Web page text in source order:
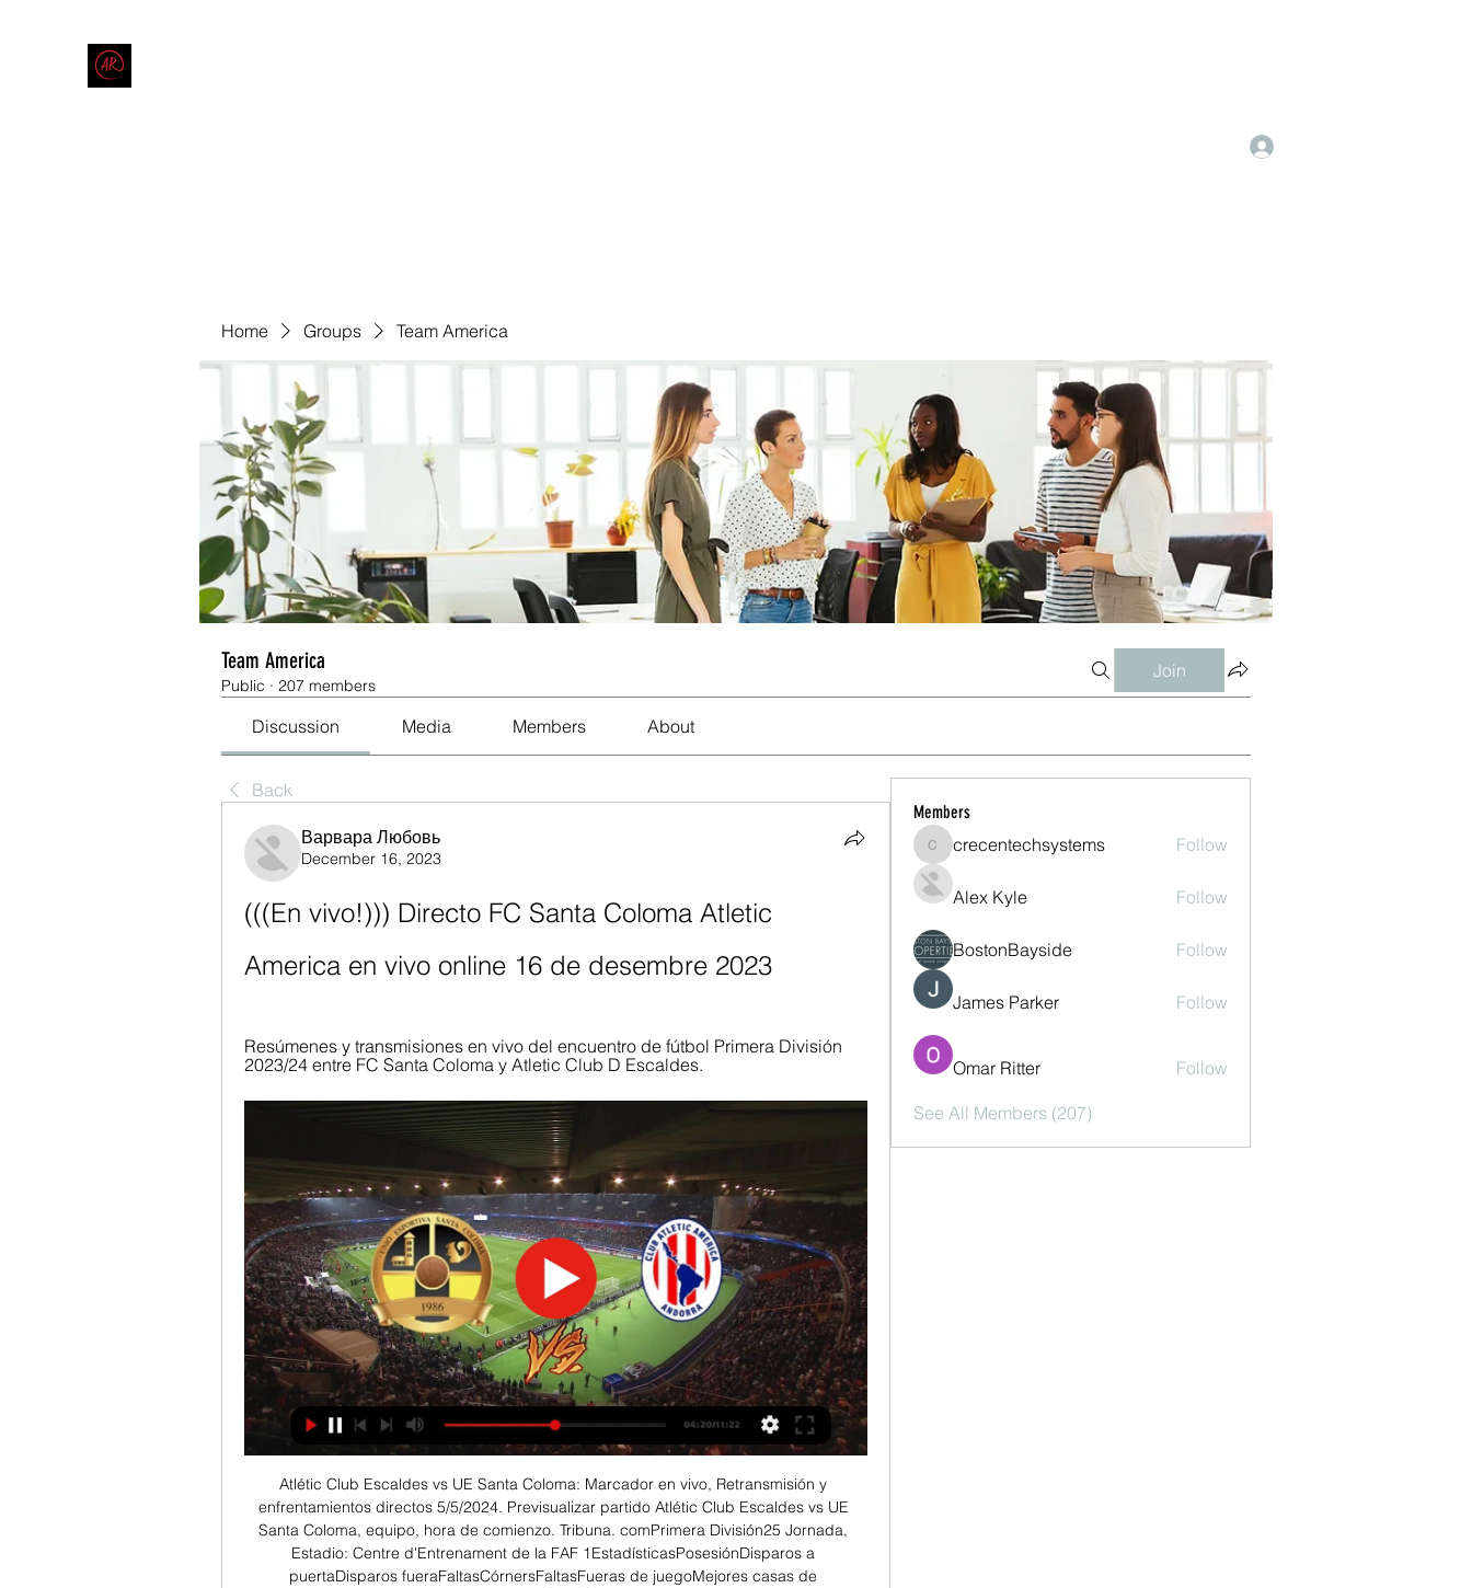
Home Groups Team America
Team America
Public · 207 members
Join
Discussion Media Members About
Back
Варвара Любовь
December 16, 2023
(((En vivo!))) Directo FC Santa Coloma Atletic
America en vivo online 16 de desembre 2023
Resúmenes y transmisiones en vivo del encuentro de fútbol Primera División
2023/24 entre FC Santa Coloma y Atletic Club D Escaldes.
Atlétic Club Escaldes vs UE Santa Coloma: Marcador en vivo, Retransmisión y
enfrentamientos directos 5/5/2024. Previsualizar partido Atlétic Club Escaldes vs UE
Santa Coloma, equipo, hora de comienzo. Tribuna. comPrimera División25 Jornada,
Estadio: Centre d'Entrenament de la FAF 1EstadísticasPosesiónDisparos a
puertaDisparos fueraFaltasCórnersFaltasFueras de juegoMejores casas de
Members
crecentechsystems
crecentechsystems Follow
Alex Kyle Follow
BostonBayside Follow
James Parker Follow
Omar Ritter Follow
See All Members (207)